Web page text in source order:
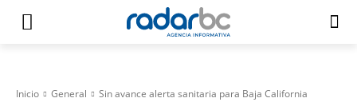
Inicio General Sin avance alerta sanitaria para Baja California